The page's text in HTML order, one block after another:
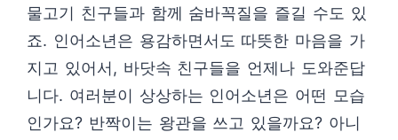
물고기 친구들과 함께 숨바꼭질을 즐길 수도 있
죠. 인어소년은 용감하면서도 따뜻한 마음을 가
지고 있어서, 바닷속 친구들을 언제나 도와준답
니다. 여러분이 상상하는 인어소년은 어떤 모습
인가요? 반짝이는 왕관을 쓰고 있을까요? 아니